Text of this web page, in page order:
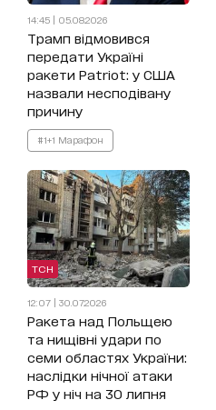
14:45 | 05.08.2026
Трамп відмовився
передати Україні
ракети Patriot: у США
назвали несподівану
причину
#1+1 Марафон
ТСН
12:07 | 30.07.2026
Ракета над Польщею
та нищівні удари по
семи областях України:
наслідки нічної атаки
РФ у ніч на 30 липня